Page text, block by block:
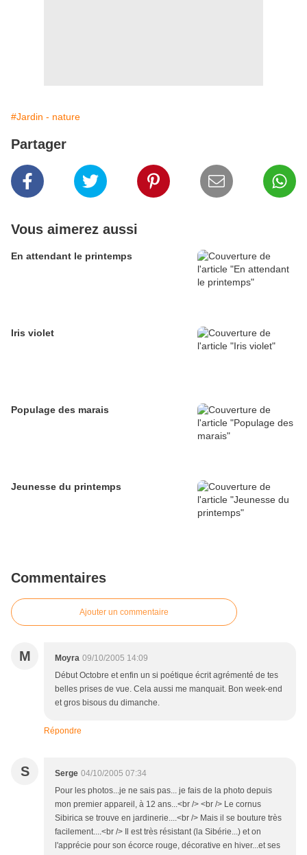
#Jardin - nature
Partager
Vous aimerez aussi
En attendant le printemps
Iris violet
Populage des marais
Jeunesse du printemps
Commentaires
Ajouter un commentaire
M Moyra 09/10/2005 14:09
Début Octobre et enfin un si poétique écrit agrémenté de tes
belles prises de vue. Cela aussi me manquait. Bon week-end
et gros bisous du dimanche.
Répondre
S Serge 04/10/2005 07:34
Pour les photos...je ne sais pas... je fais de la photo depuis
mon premier appareil, à 12 ans...<br /> <br /> Le cornus
Sibirica se trouve en jardinerie....<br /> Mais il se bouture très
facilement....<br /> Il est très résistant (la Sibérie...) et on
l'apprécie pour son écorce rouge, décorative en hiver...et ses